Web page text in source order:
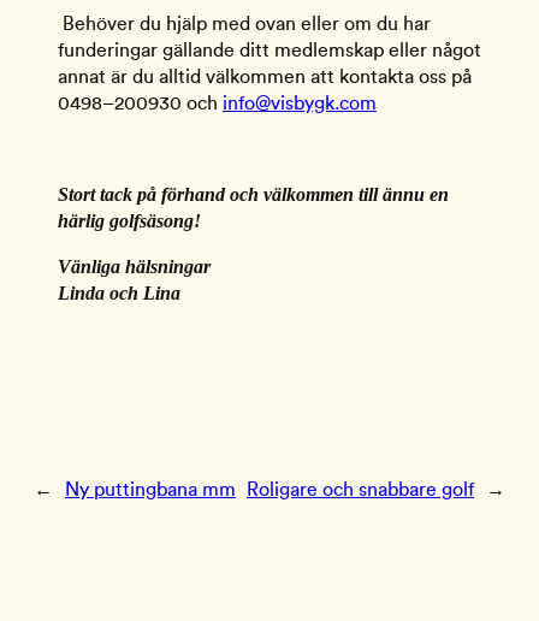
Behöver du hjälp med ovan eller om du har
funderingar gällande ditt medlemskap eller något
annat är du alltid välkommen att kontakta oss på
0498–200930 och info@visbygk.com
Stort tack på förhand och välkommen till ännu en
härlig golfsäsong!
Vänliga hälsningar
Linda och Lina
← Ny puttingbana mm Roligare och snabbare golf →